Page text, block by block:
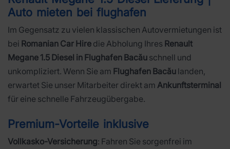
Auto mieten bei flughafen
Im Gegensatz zu vielen klassischen Autovermietungen ist
bei Romanian Car Hire die Abholung Ihres Renault
Megane 1.5 Diesel in Flughafen Bacău schnell und
unkompliziert. Wenn Sie am Flughafen Bacău landen,
erwartet Sie unser Mitarbeiter direkt am Ankunftsterminal
für eine schnelle Fahrzeugübergabe.
Premium-Vorteile inklusive
Vollkasko-Versicherung: Fahren Sie sorgenfrei im